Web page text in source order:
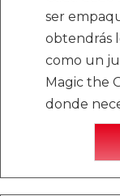
ser
obtendrás
como un
Magic the
donde